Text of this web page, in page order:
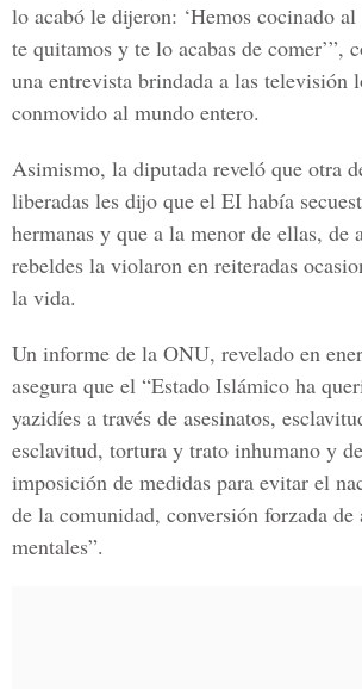
lo acabó le dijeron: ‘Hemos cocinado
te quitamos y te lo acabas de comer’”,
una entrevista brindada a las televisión
conmovido al mundo entero.
Asimismo, la diputada reveló que otra
liberadas les dijo que el EI había
hermanas y que a la menor de ellas, de
rebeldes la violaron en reiteradas
la vida.
Un informe de la ONU, revelado en
asegura que el “Estado Islámico ha
yazidíes a través de asesinatos,
esclavitud, tortura y trato inhumano y
imposición de medidas para evitar el
de la comunidad, conversión forzada
mentales”.